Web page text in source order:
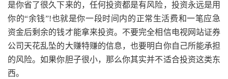
是你省了很久下来的，任何投资都是有风险，投资永远是用
你的“余钱”!也就是你一段时间内的正常生活费和一笔应急
资金后剩余的钱才能拿来投资。不要完全相信电视网站证券
公司天花乱坠的大赚特赚的信息，也要明白你自己所能承担
的风险。如果你胆子很小，那么你其实并不适合投资这类东
西。